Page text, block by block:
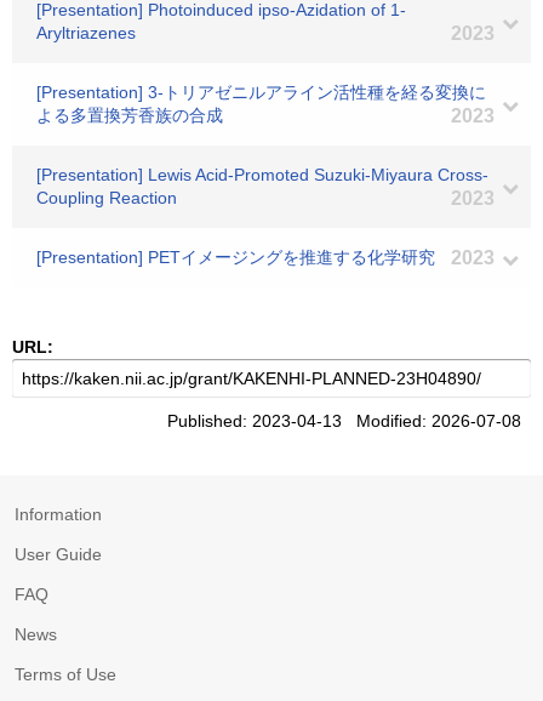
[Presentation] Photoinduced ipso-Azidation of 1-
Aryltriazenes
2023
[Presentation] 3-トリアゼニルアライン活性種を経る変換に
よる多置換芳香族の合成
2023
[Presentation] Lewis Acid-Promoted Suzuki-Miyaura Cross-
Coupling Reaction
2023
[Presentation] PETイメージングを推進する化学研究 2023
URL:
Published: 2023-04-13 Modified: 2026-07-08
Information
User Guide
FAQ
News
Terms of Use